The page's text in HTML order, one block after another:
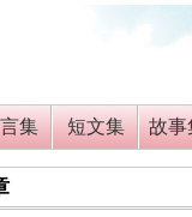
集 短文集 故